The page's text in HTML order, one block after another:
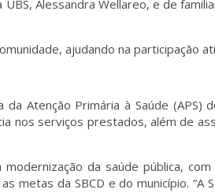
Alessandra Wellareo, e de
ajudando na participação
Atenção Primária à Saúde (APS)
nos serviços prestados, além de
da saúde pública,
metas da SBCD e do município. “A